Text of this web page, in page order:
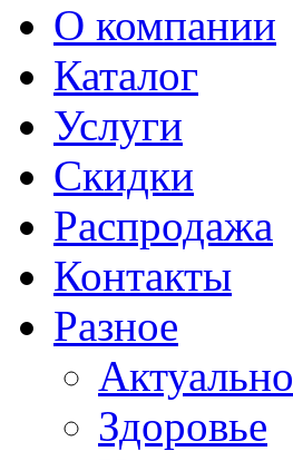
О компании
Каталог
Услуги
Скидки
Распродажа
Контакты
Разное
Актуально
Здоровье